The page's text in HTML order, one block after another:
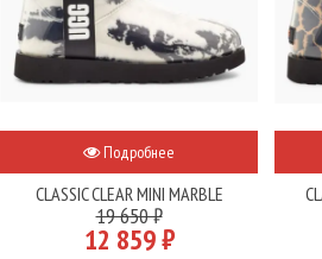
Подробнее
CLASSIC CLEAR MINI MARBLE
19 650 ₽
12 859 ₽